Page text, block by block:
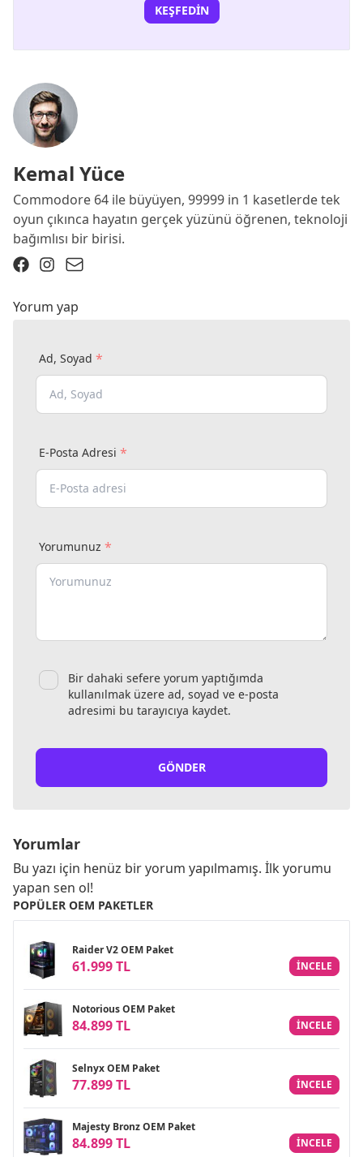
KEŞFEDIN
Kemal Yüce
Commodore 64 ile büyüyen, 99999 in 1 kasetlerde tek
oyun çıkınca hayatın gerçek yüzünü öğrenen, teknoloji
bağımlısı bir birisi.
Yorum yap
Ad, Soyad *
E-Posta Adresi *
Yorumunuz *
Bir dahaki sefere yorum yaptığımda
kullanılmak üzere ad, soyad ve e-posta
adresimi bu tarayıcıya kaydet.
GÖNDER
Yorumlar
Bu yazı için henüz bir yorum yapılmamış. İlk yorumu
yapan sen ol!
POPÜLER OEM PAKETLER
Raider V2 OEM Paket
61.999 TL INCELE
Notorious OEM Paket
84.899 TL INCELE
Selnyx OEM Paket
77.899 TL INCELE
Majesty Bronz OEM Paket
84.899 TL INCELE